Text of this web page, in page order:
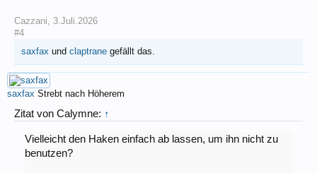
Cazzani, 3.Juli.2026
#4
saxfax und claptrane gefällt das.
saxfax Strebt nach Höherem
Zitat von Calymne: ↑
Vielleicht den Haken einfach ab lassen, um ihn nicht zu
benutzen?